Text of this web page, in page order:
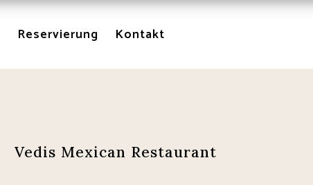
Reservierung Kontakt
Vedis Mexican Restaurant